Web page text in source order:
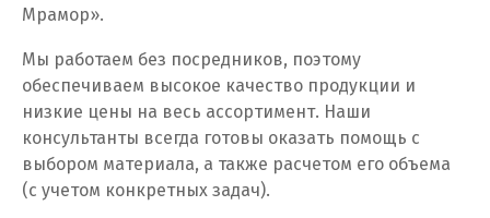
Лангепас
Липецк
Лобня
Мрамор».
Мы работаем без посредников, поэтому
обеспечиваем высокое качество продукции и
низкие цены на весь ассортимент. Наши
консультанты всегда готовы оказать помощь с
выбором материала, а также расчетом его объема
(с учетом конкретных задач).